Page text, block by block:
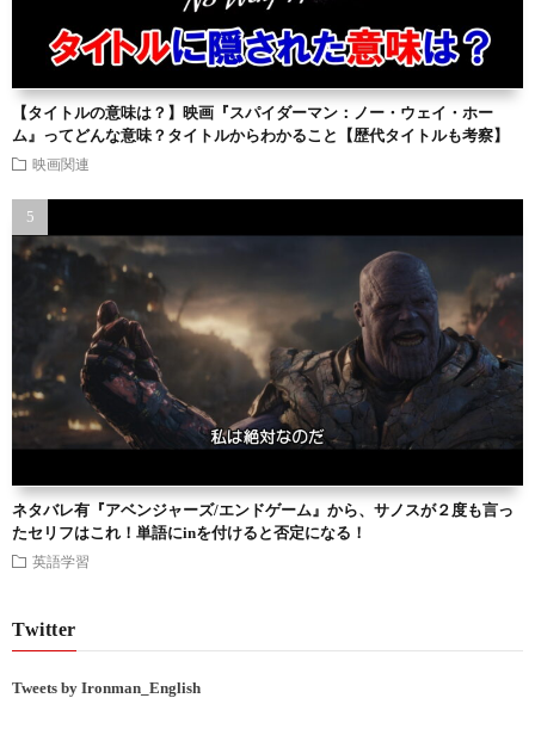
【タイトルの意味は？】映画『スパイダーマン：ノー・ウェイ・ホー
ム』ってどんな意味？タイトルからわかること【歴代タイトルも考察】
映画関連
ネタバレ有『アベンジャーズ/エンドゲーム』から、サノスが２度も言っ
たセリフはこれ！単語にinを付けると否定になる！
英語学習
Twitter
Tweets by Ironman_English